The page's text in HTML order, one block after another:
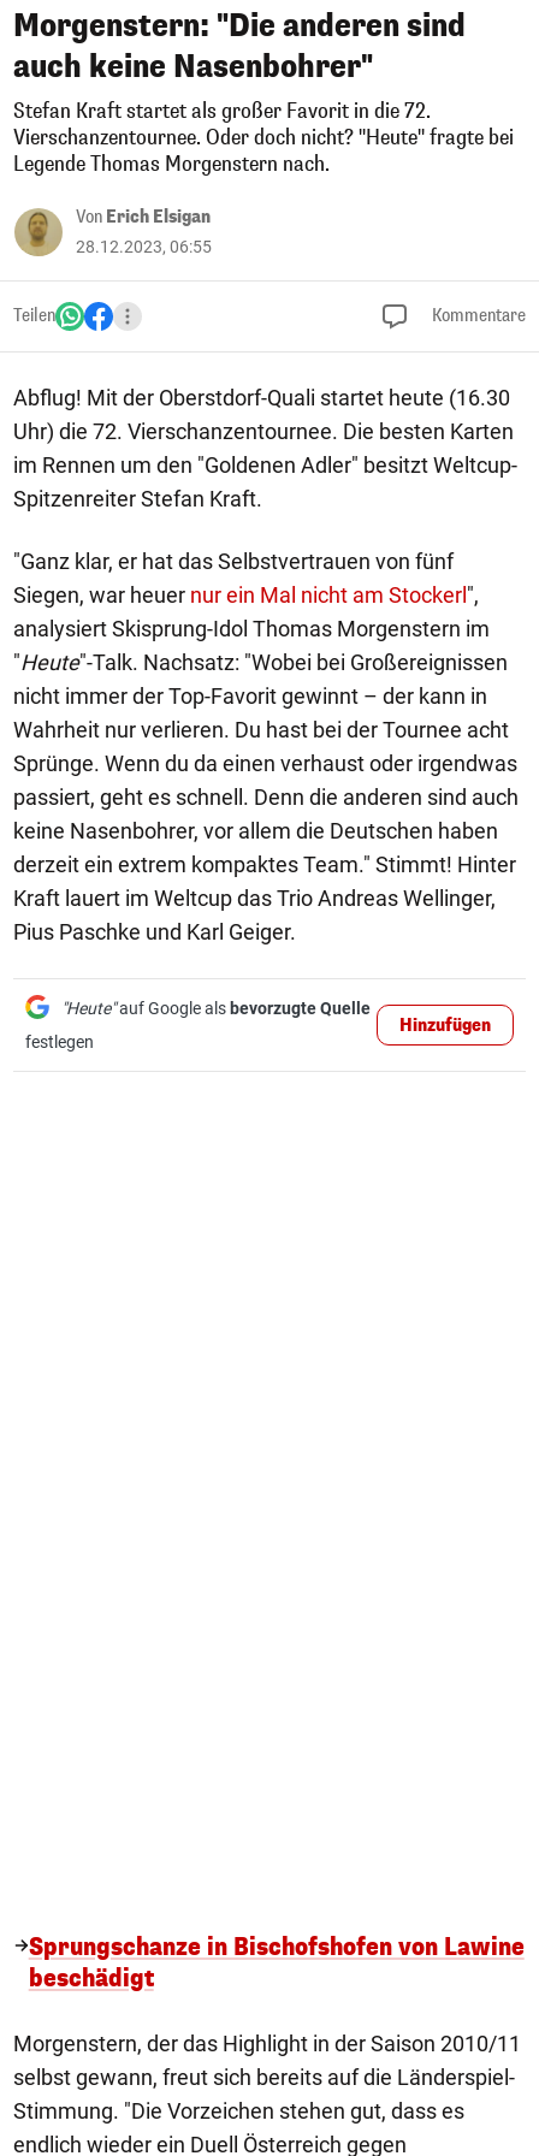
Morgenstern: "Die anderen sind
auch keine Nasenbohrer"
Stefan Kraft startet als großer Favorit in die 72.
Vierschanzentournee. Oder doch nicht? "Heute" fragte bei
Legende Thomas Morgenstern nach.
Von Erich Elsigan
28.12.2023, 06:55
Teilen Kommentare
Abflug! Mit der Oberstdorf-Quali startet heute (16.30
Uhr) die 72. Vierschanzentournee. Die besten Karten
im Rennen um den "Goldenen Adler" besitzt Weltcup-
Spitzenreiter Stefan Kraft.
"Ganz klar, er hat das Selbstvertrauen von fünf
Siegen, war heuer nur ein Mal nicht am Stockerl ",
analysiert Skisprung-Idol Thomas Morgenstern im
"Heute"-Talk. Nachsatz: "Wobei bei Großereignissen
nicht immer der Top-Favorit gewinnt – der kann in
Wahrheit nur verlieren. Du hast bei der Tournee acht
Sprünge. Wenn du da einen verhaust oder irgendwas
passiert, geht es schnell. Denn die anderen sind auch
keine Nasenbohrer, vor allem die Deutschen haben
derzeit ein extrem kompaktes Team." Stimmt! Hinter
Kraft lauert im Weltcup das Trio Andreas Wellinger,
Pius Paschke und Karl Geiger.
"Heute"auf Google als bevorzugte Quelle
festlegen
Hinzufügen
Sprungschanze in Bischofshofen von Lawine
beschädigt
Morgenstern, der das Highlight in der Saison 2010/11
selbst gewann, freut sich bereits auf die Länderspiel-
Stimmung. "Die Vorzeichen stehen gut, dass es
endlich wieder ein Duell Österreich gegen